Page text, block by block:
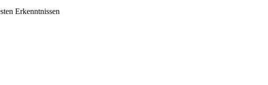
Erkenntnissen